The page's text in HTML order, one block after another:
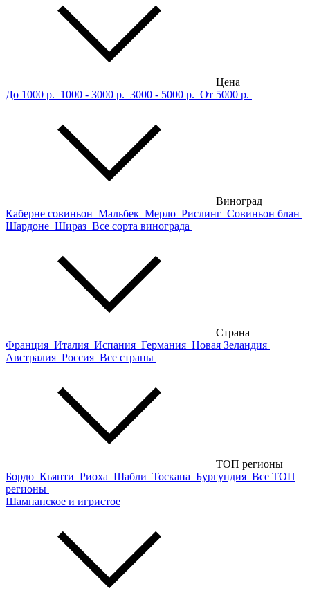
Цена
До 1000 р. 1000 - 3000 р. 3000 - 5000 р. От 5000 р.
Виноград
Каберне совиньон Мальбек Мерло Рислинг Совиньон блан
Шардоне Шираз Все сорта винограда
Страна
Франция Италия Испания Германия Новая Зеландия
Австралия Россия Все страны
ТОП регионы
Бордо Кьянти Риоха Шабли Тоскана Бургундия Все ТОП
регионы
Шампанское и игристое